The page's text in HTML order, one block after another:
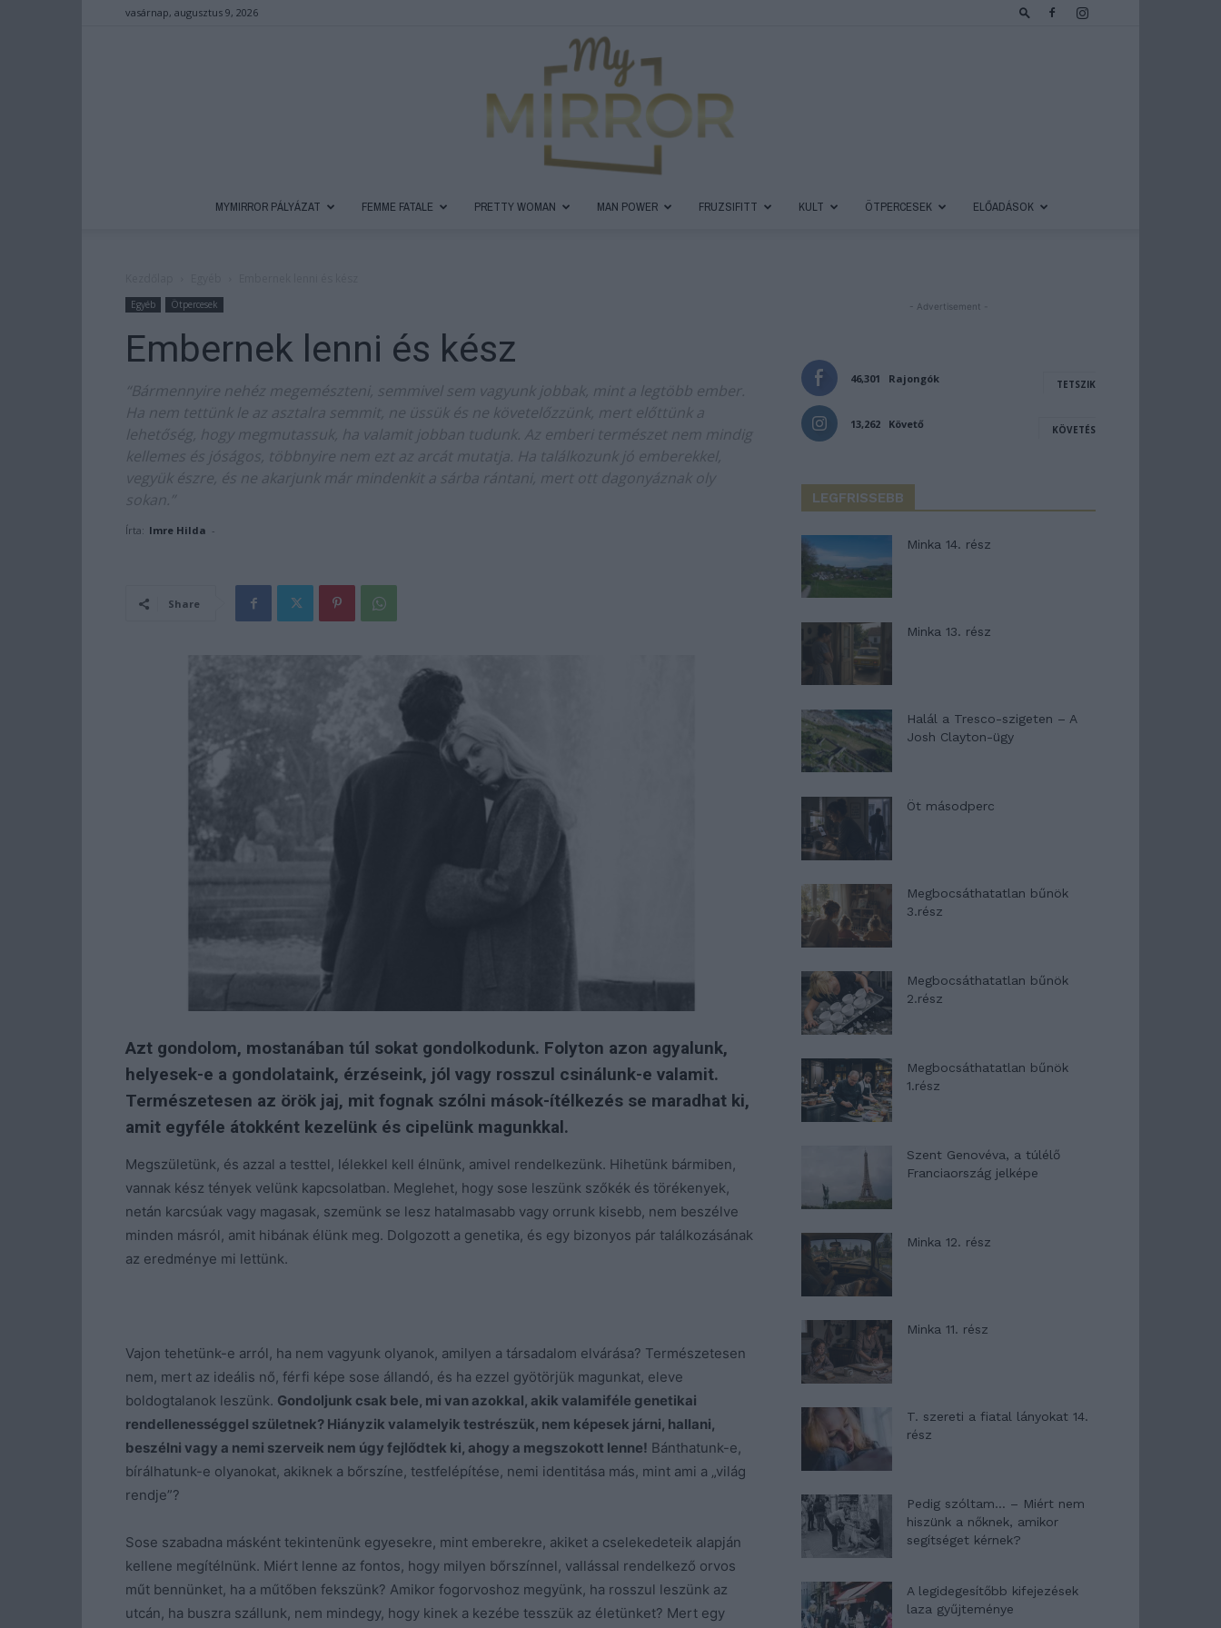
vasárnap, augusztus 9, 2026
MYMIRROR PÁLYÁZAT FEMME FATALE PRETTY WOMAN MAN POWER FRUZSIFITT KULT ÖTPERCESEK ELŐADÁSOK
Egyéb Ötpercesek
Embernek lenni és kész
“Bármennyire nehéz megemészteni, semmivel sem vagyunk jobbak, mint a legtöbb ember.
Ha nem tettünk le az asztalra semmit, ne üssük és ne követelőzzünk, mert előttünk a
lehetőség, hogy megmutassuk, ha valamit jobban tudunk. Az emberi természet nem mindig
kellemes és jóságos, többnyire nem ezt az arcát mutatja. Ha találkozunk jó emberekkel,
vegyük észre, és ne akarjunk már mindenkit a sárba rántani, mert ott dagonyáznak oly
sokan.”
Írta: Imre Hilda -
Share
Azt gondolom, mostanában túl sokat gondolkodunk. Folyton azon agyalunk,
helyesek-e a gondolataink, érzéseink, jól vagy rosszul csinálunk-e valamit.
Természetesen az örök jaj, mit fognak szólni mások-ítélkezés se maradhat ki,
amit egyféle átokként kezelünk és cipelünk magunkkal.
Megszületünk, és azzal a testtel, lélekkel kell élnünk, amivel rendelkezünk. Hihetünk bármiben,
vannak kész tények velünk kapcsolatban. Meglehet, hogy sose leszünk szőkék és törékenyek,
netán karcsúak vagy magasak, szemünk se lesz hatalmasabb vagy orrunk kisebb, nem beszélve
minden másról, amit hibának élünk meg. Dolgozott a genetika, és egy bizonyos pár találkozásának
az eredménye mi lettünk.
Vajon tehetünk-e arról, ha nem vagyunk olyanok, amilyen a társadalom elvárása? Természetesen
nem, mert az ideális nő, férfi képe sose állandó, és ha ezzel gyötörjük magunkat, eleve
boldogtalanok leszünk. Gondoljunk csak bele, mi van azokkal, akik valamiféle genetikai
rendellenességgel születnek? Hiányzik valamelyik testrészük, nem képesek járni, hallani,
beszélni vagy a nemi szerveik nem úgy fejlődtek ki, ahogy a megszokott lenne! Bánthatunk-e,
bírálhatunk-e olyanokat, akiknek a bőrszíne, testfelépítése, nemi identitása más, mint ami a „világ
rendje”?
Sose szabadna másként tekintenünk egyesekre, mint emberekre, akiket a cselekedeteik alapján
kellene megítélnünk. Miért lenne az fontos, hogy milyen bőrszínnel, vallással rendelkező orvos
műt bennünket, ha a műtőben fekszünk? Amikor fogorvoshoz megyünk, ha rosszul leszünk az
utcán, ha buszra szállunk, nem mindegy, hogy kinek a kezébe tesszük az életünket? Mert egy
- Advertisement -
46,301 Rajongók TETSZIK
13,262 Követő KÖVETÉS
LEGFRISSEBB
Minka 14. rész
Minka 13. rész
Halál a Tresco-szigeten – A
Josh Clayton-ügy
Öt másodperc
Megbocsáthatatlan bűnök
3.rész
Megbocsáthatatlan bűnök
2.rész
Megbocsáthatatlan bűnök
1.rész
Szent Genovéva, a túlélő
Franciaország jelképe
Minka 12. rész
Minka 11. rész
T. szereti a fiatal lányokat 14.
rész
Pedig szóltam… – Miért nem
hiszünk a nőknek, amikor
segítséget kérnek?
A legidegesítőbb kifejezések
laza gyűjteménye